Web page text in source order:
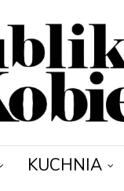
KUCHNIA